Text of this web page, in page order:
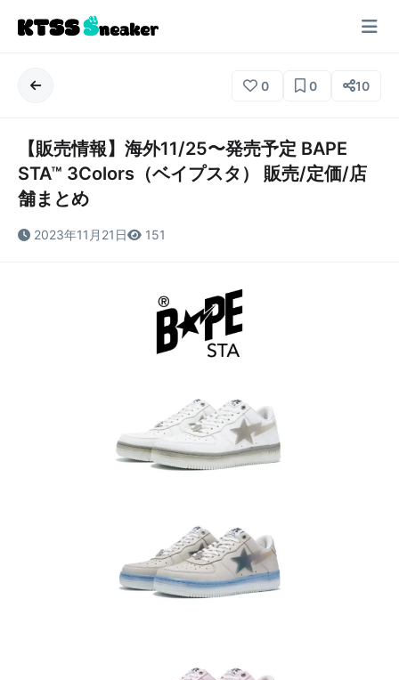
0 0 10
【販売情報】海外11/25〜発売予定 BAPE
STA™ 3Colors（ベイプスタ） 販売/定価/店
舗まとめ
2023年11月21日 151